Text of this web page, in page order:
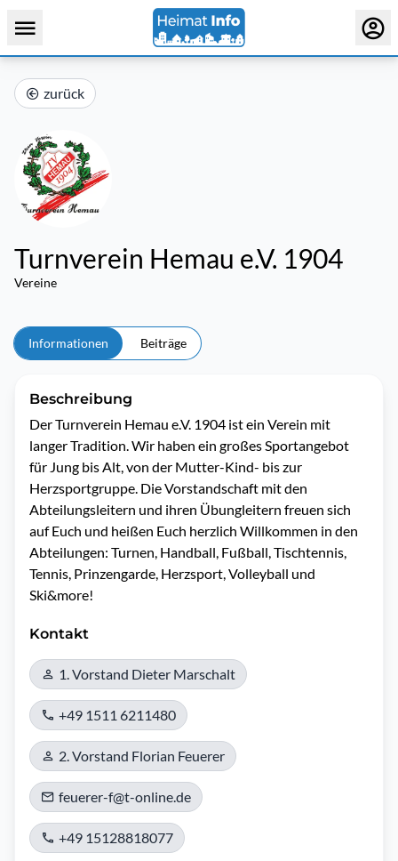
zurück
Turnverein Hemau e.V. 1904
Vereine
Informationen Beiträge
Beschreibung
Der Turnverein Hemau e.V. 1904 ist ein Verein mit
langer Tradition. Wir haben ein großes Sportangebot
für Jung bis Alt, von der Mutter-Kind- bis zur
Herzsportgruppe. Die Vorstandschaft mit den
Abteilungsleitern und ihren Übungleitern freuen sich
auf Euch und heißen Euch herzlich Willkommen in den
Abteilungen: Turnen, Handball, Fußball, Tischtennis,
Tennis, Prinzengarde, Herzsport, Volleyball und
Ski&more!
Kontakt
1. Vorstand Dieter Marschalt
+49 1511 6211480
2. Vorstand Florian Feuerer
feuerer-f@t-online.de
+49 15128818077